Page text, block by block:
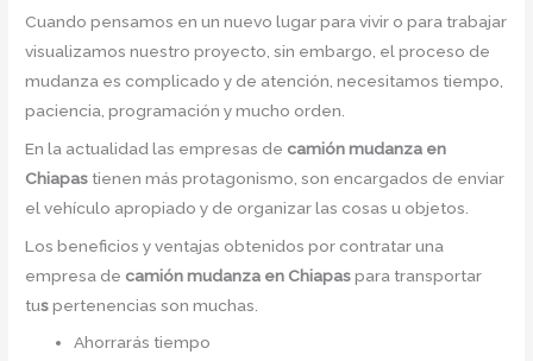
Cuando pensamos en un nuevo lugar para vivir o para trabajar
visualizamos nuestro proyecto, sin embargo, el proceso de
mudanza es complicado y de atención, necesitamos tiempo,
paciencia, programación y mucho orden.
En la actualidad las empresas de camión mudanza en
Chiapas tienen más protagonismo, son encargados de enviar
el vehículo apropiado y de organizar las cosas u objetos.
Los beneficios y ventajas obtenidos por contratar una
empresa de camión mudanza en Chiapaspara transportar
tuspertenencias son muchas.
Ahorrarás tiempo